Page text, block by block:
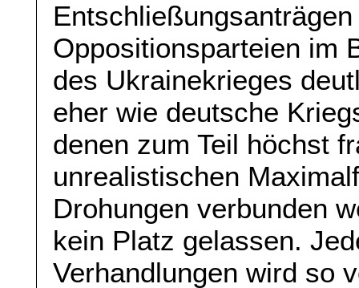
Oppositionsparteien im
des Ukrainekrieges
eher wie deutsche
denen zum Teil höchst
unrealistischen
Drohungen verbunden
kein Platz gelassen.
Verhandlungen wird so